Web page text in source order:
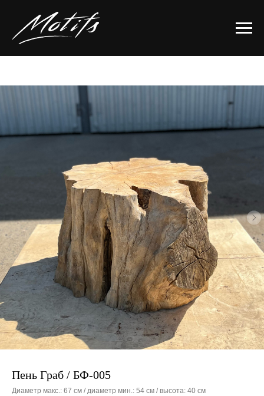
Пень Граб / БФ-005
Диаметр макс.: 67 см / диаметр мин.: 54 см / высота: 40 см